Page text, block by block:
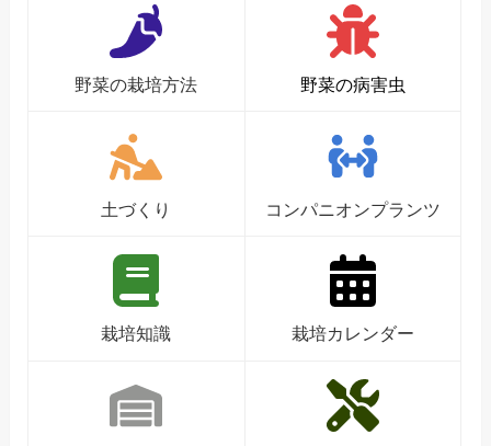
野菜の栽培方法 野菜の病害虫
土づくり コンパニオンプランツ
栽培知識 栽培カレンダー